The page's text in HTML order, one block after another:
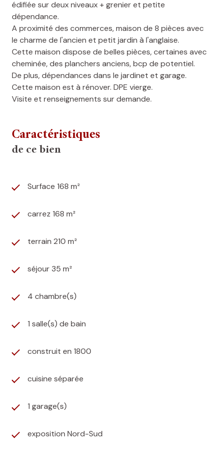
édifiée sur deux niveaux + grenier et petite
dépendance.
A proximité des commerces, maison de 8 pièces avec
le charme de l'ancien et petit jardin à l'anglaise.
Cette maison dispose de belles pièces, certaines avec
cheminée, des planchers anciens, bcp de potentiel.
De plus, dépendances dans le jardinet et garage.
Cette maison est à rénover. DPE vierge.
Visite et renseignements sur demande.
Caractéristiques
de ce bien
Surface 168 m²
carrez 168 m²
terrain 210 m²
séjour 35 m²
4 chambre(s)
1 salle(s) de bain
construit en 1800
cuisine séparée
1 garage(s)
exposition Nord-Sud